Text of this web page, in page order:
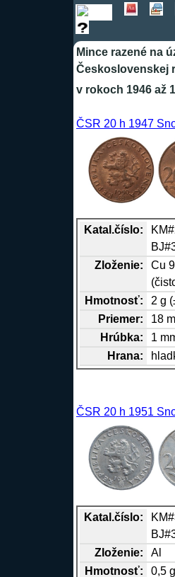
Mince razené na
Československej
v rokoch 1946 až
ČSR 20 h 1947
Katal.číslo:
Zloženie:
Cu
Hmotnosť:
2 g
Priemer:
18
Hrúbka:
1
Hrana:
ČSR 20 h 1951
Katal.číslo:
Zloženie:
Al
Hmotnosť:
0,5